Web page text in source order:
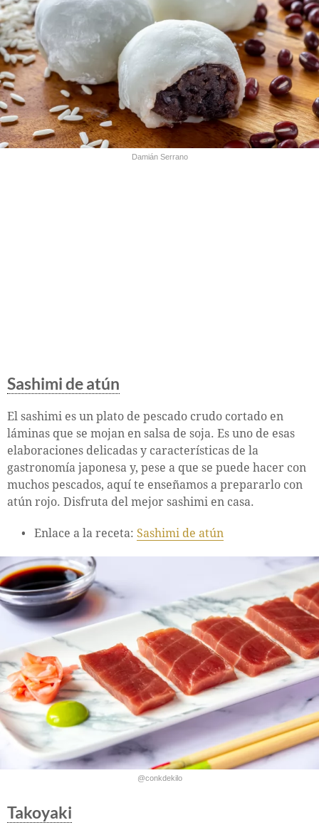
Damián Serrano
Sashimi de atún
El sashimi es un plato de pescado crudo cortado en
láminas que se mojan en salsa de soja. Es uno de esas
elaboraciones delicadas y características de la
gastronomía japonesa y, pese a que se puede hacer con
muchos pescados, aquí te enseñamos a prepararlo con
atún rojo. Disfruta del mejor sashimi en casa.
Enlace a la receta: Sashimi de atún
@conkdekilo
Takoyaki